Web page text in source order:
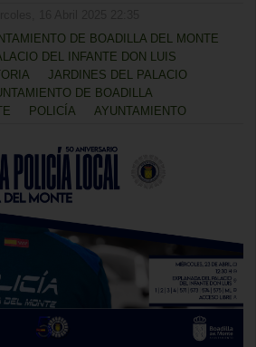
DE BOADILLA DEL MONTE
DEL INFANTE DON LUIS
JARDINES DEL PALACIO
DE BOADILLA
POLICÍA AYUNTAMIENTO